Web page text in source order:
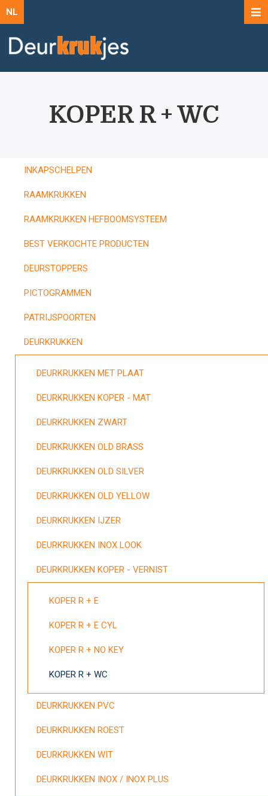
NL
KOPER R + WC
INKAPSCHELPEN
RAAMKRUKKEN
RAAMKRUKKEN HEFBOOMSYSTEEM
BEST VERKOCHTE PRODUCTEN
DEURSTOPPERS
PICTOGRAMMEN
PATRIJSPOORTEN
DEURKRUKKEN
DEURKRUKKEN MET PLAAT
DEURKRUKKEN KOPER - MAT
DEURKRUKKEN ZWART
DEURKRUKKEN OLD BRASS
DEURKRUKKEN OLD SILVER
DEURKRUKKEN OLD YELLOW
DEURKRUKKEN IJZER
DEURKRUKKEN INOX LOOK
DEURKRUKKEN KOPER - VERNIST
KOPER R + E
KOPER R + E CYL
KOPER R + NO KEY
KOPER R + WC
DEURKRUKKEN PVC
DEURKRUKKEN ROEST
DEURKRUKKEN WIT
DEURKRUKKEN INOX / INOX PLUS